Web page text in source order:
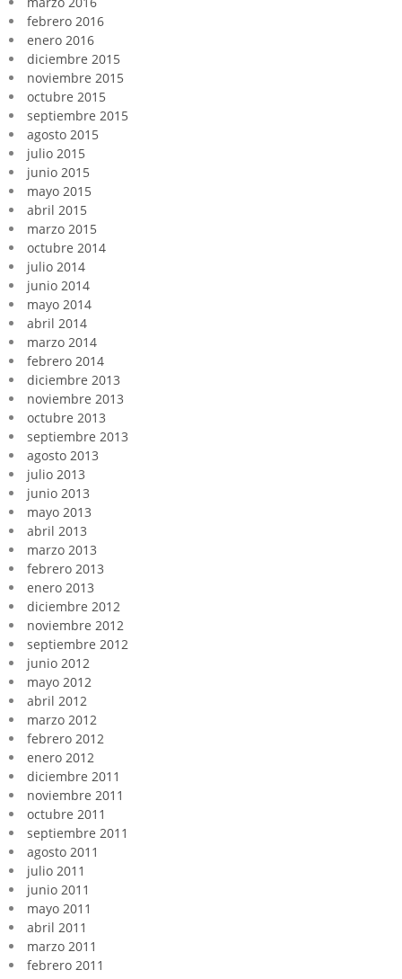
febrero 2016
enero 2016
diciembre 2015
noviembre 2015
octubre 2015
septiembre 2015
agosto 2015
julio 2015
junio 2015
mayo 2015
abril 2015
marzo 2015
octubre 2014
julio 2014
junio 2014
mayo 2014
abril 2014
marzo 2014
febrero 2014
diciembre 2013
noviembre 2013
octubre 2013
septiembre 2013
agosto 2013
julio 2013
junio 2013
mayo 2013
abril 2013
marzo 2013
febrero 2013
enero 2013
diciembre 2012
noviembre 2012
septiembre 2012
junio 2012
mayo 2012
abril 2012
marzo 2012
febrero 2012
enero 2012
diciembre 2011
noviembre 2011
octubre 2011
septiembre 2011
agosto 2011
julio 2011
junio 2011
mayo 2011
abril 2011
marzo 2011
febrero 2011